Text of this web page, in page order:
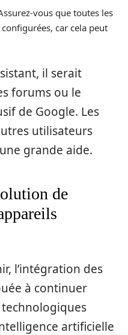
vous que toutes les
car cela peut
il serait
forums ou le
de Google. Les
utilisateurs
grande aide.
de
l’intégration des
à continuer
technologiques
artificielle